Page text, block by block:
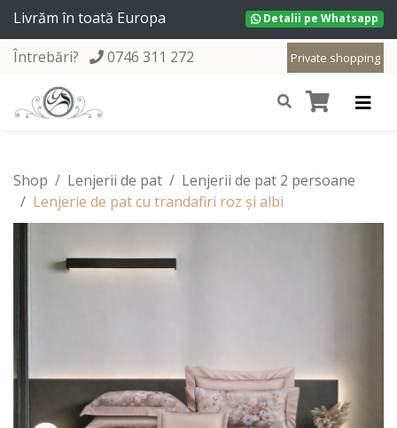
Livrăm în toată Europa Detalii pe Whatsapp
Private shopping
Întrebări? 0746 311 272
Shop Lenjerii de pat
Lenjerii de pat 2 persoane
Lenjerie de pat cu trandafiri roz și albi